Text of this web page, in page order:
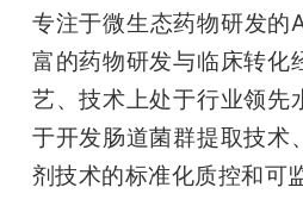
专注于微生态药物研发的
富的药物研发与临床转化
艺、技术上处于行业领先
于开发肠道菌群提取技术
剂技术的标准化质控和可